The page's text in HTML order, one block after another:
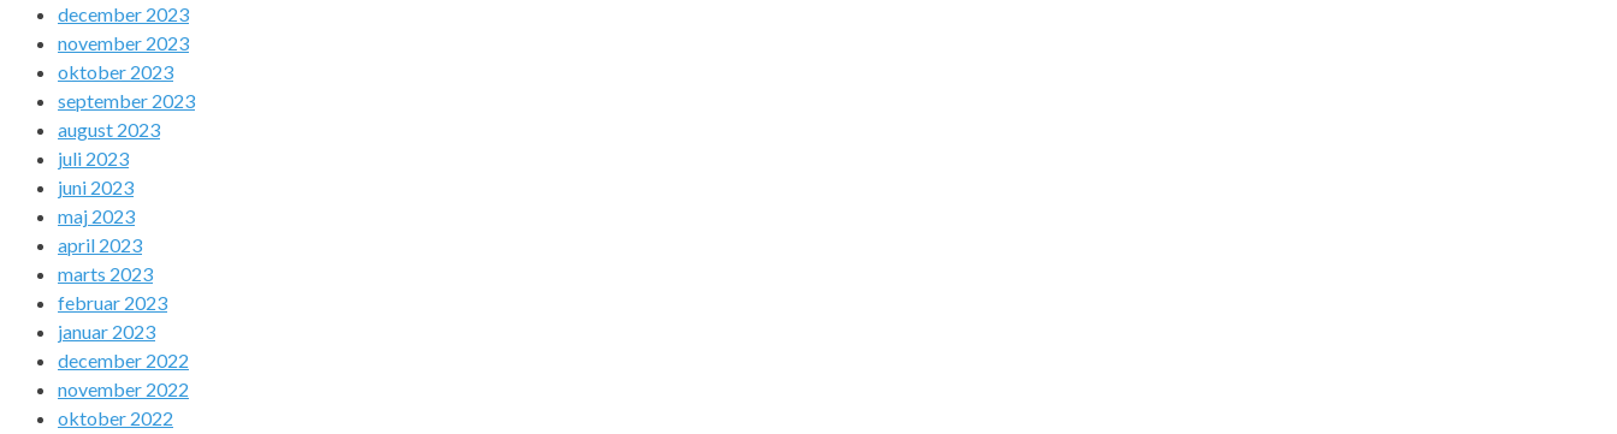
december 2023
november 2023
oktober 2023
september 2023
august 2023
juli 2023
juni 2023
maj 2023
april 2023
marts 2023
februar 2023
januar 2023
december 2022
november 2022
oktober 2022